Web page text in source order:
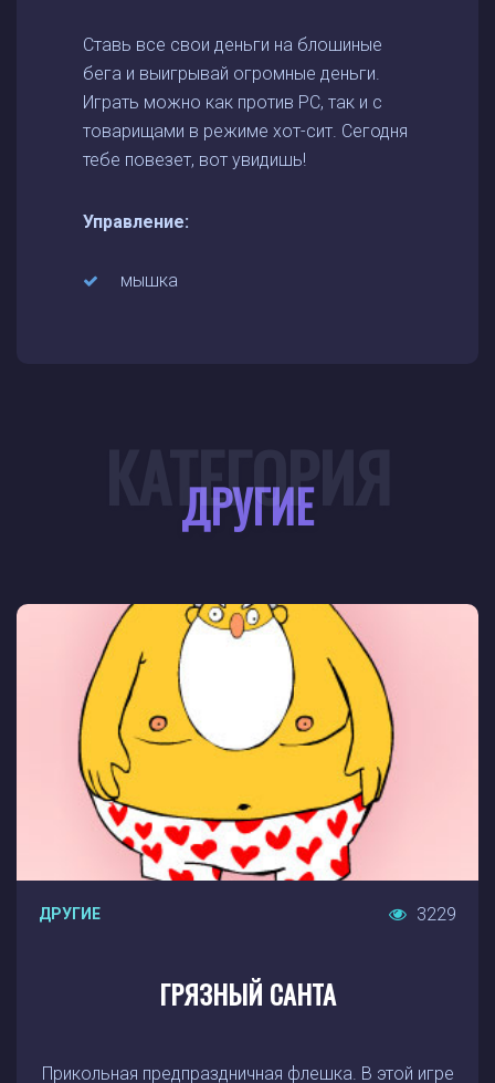
Ставь все свои деньги на блошиные
бега и выигрывай огромные деньги.
Играть можно как против PC, так и с
товарищами в режиме хот-сит. Сегодня
тебе повезет, вот увидишь!
Управление:
мышка
ДРУГИЕ
КАТЕГОРИЯ
ДРУГИЕ 3229
ГРЯЗНЫЙ САНТА
Прикольная предпраздничная флешка. В этой игре